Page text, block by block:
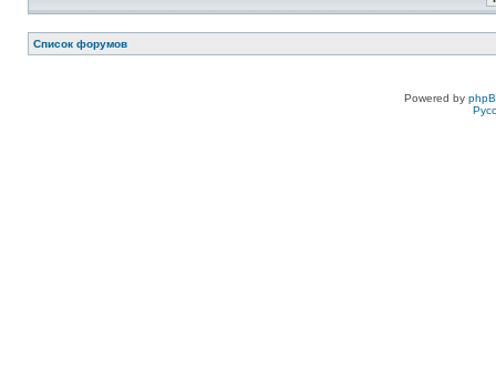
Список форумов
Powered by